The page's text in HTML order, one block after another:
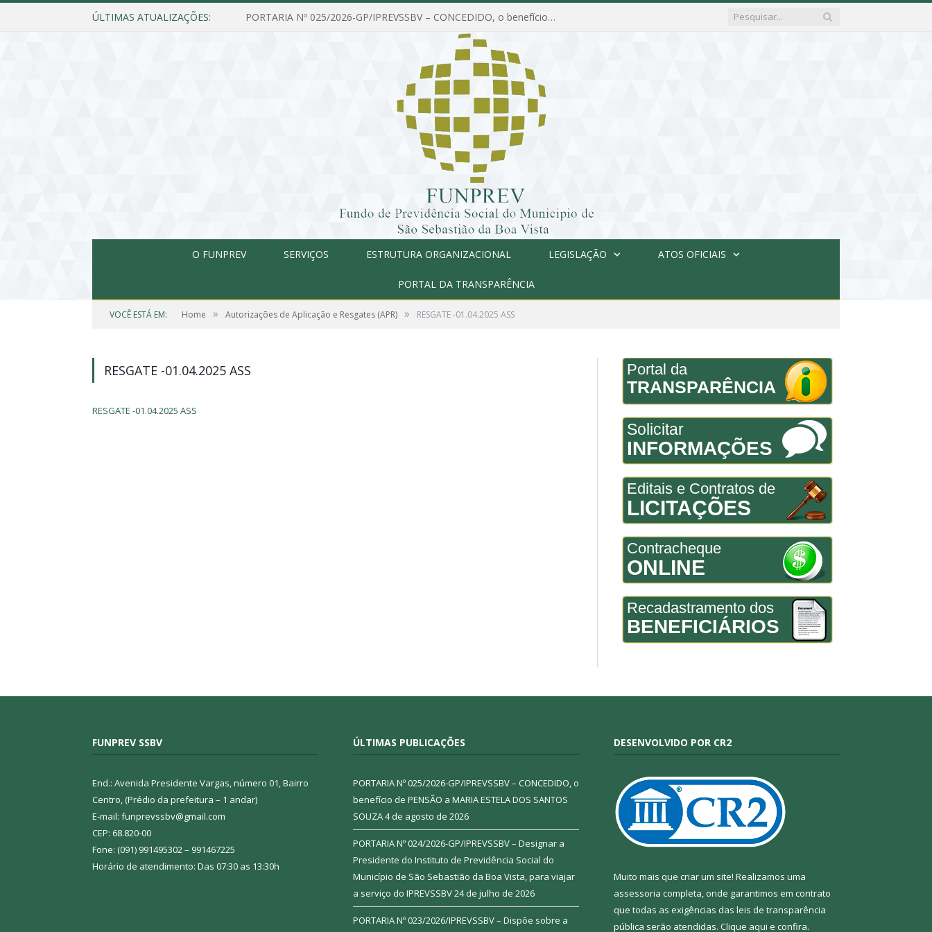
ÚLTIMAS ATUALIZAÇÕES: PORTARIA Nº 025/2026-GP/IPREVSSBV – CONCEDIDO, o benefício de PENSÃO a MARIA ESTELA DOS SANTOS SOUZA
O FUNPREV SERVIÇOS ESTRUTURA ORGANIZACIONAL LEGISLAÇÃO ATOS OFICIAIS
PORTAL DA TRANSPARÊNCIA
VOCÊ ESTÁ EM: Home » Autorizações de Aplicação e Resgates (APR) » RESGATE -01.04.2025 ASS
RESGATE -01.04.2025 ASS
RESGATE -01.04.2025 ASS
Portal da
TRANSPARÊNCIA
Solicitar
INFORMAÇÕES
Editais e Contratos de
LICITAÇÕES
Contracheque
ONLINE
Recadastramento dos
BENEFICIÁRIOS
FUNPREV SSBV
End.: Avenida Presidente Vargas, número 01, Bairro
Centro, (Prédio da prefeitura – 1 andar)
E-mail: funprevssbv@gmail.com
CEP: 68.820-00
Fone: (091) 991495302 – 991467225
Horário de atendimento: Das 07:30 as 13:30h
ÚLTIMAS PUBLICAÇÕES
PORTARIA Nº 025/2026-GP/IPREVSSBV – CONCEDIDO, o
benefício de PENSÃO a MARIA ESTELA DOS SANTOS
SOUZA4 de agosto de 2026
PORTARIA Nº 024/2026-GP/IPREVSSBV – Designar a
Presidente do Instituto de Previdência Social do
Município de São Sebastião da Boa Vista, para viajar
a serviço do IPREVSSBV24 de julho de 2026
PORTARIA Nº 023/2026/IPREVSSBV – Dispõe sobre a
DESENVOLVIDO POR CR2
Muito mais que criar um site! Realizamos uma
assessoria completa, onde garantimos em contrato
que todas as exigências das leis de transparência
pública serão atendidas. Clique aqui e confira.